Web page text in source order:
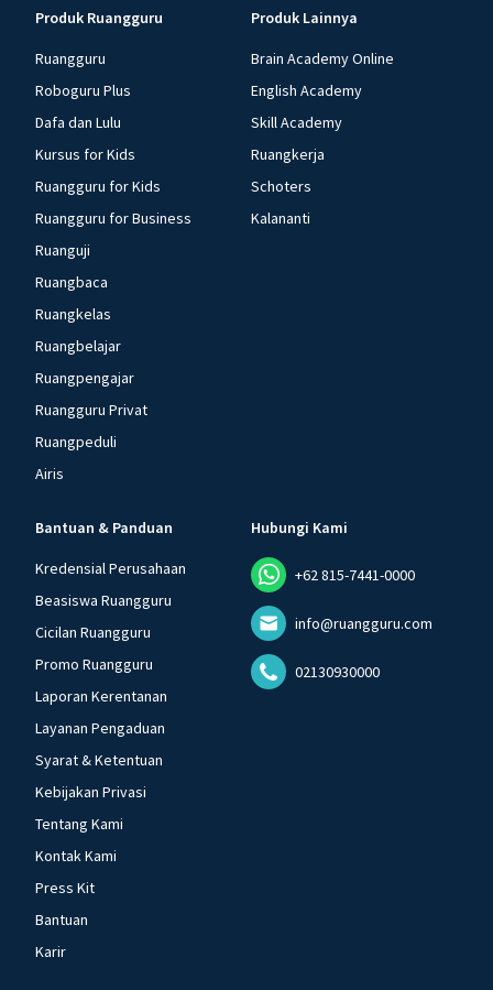
Produk Ruangguru
Ruangguru
Roboguru Plus
Dafa dan Lulu
Kursus for Kids
Ruangguru for Kids
Ruangguru for Business
Ruanguji
Ruangbaca
Ruangkelas
Ruangbelajar
Ruangpengajar
Ruangguru Privat
Ruangpeduli
Airis
Produk Lainnya
Brain Academy Online
English Academy
Skill Academy
Ruangkerja
Schoters
Kalananti
Bantuan & Panduan
Kredensial Perusahaan
Beasiswa Ruangguru
Cicilan Ruangguru
Promo Ruangguru
Laporan Kerentanan
Layanan Pengaduan
Syarat & Ketentuan
Kebijakan Privasi
Tentang Kami
Kontak Kami
Press Kit
Bantuan
Karir
Hubungi Kami
+62 815-7441-0000
info@ruangguru.com
02130930000